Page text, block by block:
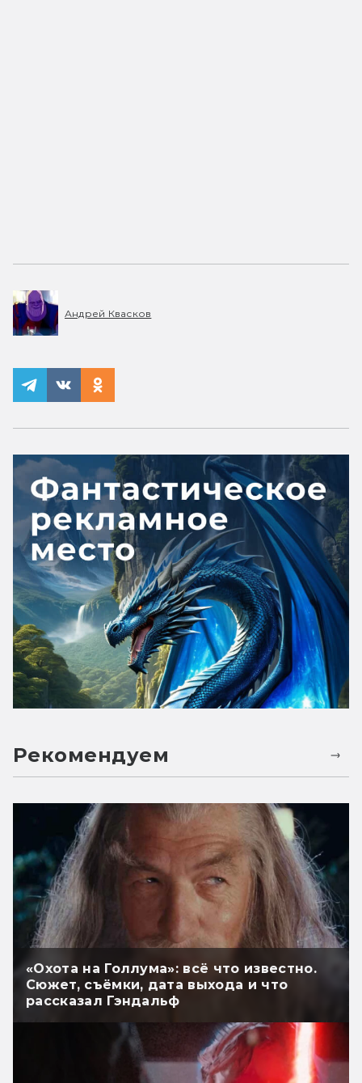
Андрей Квасков
Рекомендуем
«Охота на Голлума»: всё что известно.
Сюжет, съёмки, дата выхода и что
рассказал Гэндальф